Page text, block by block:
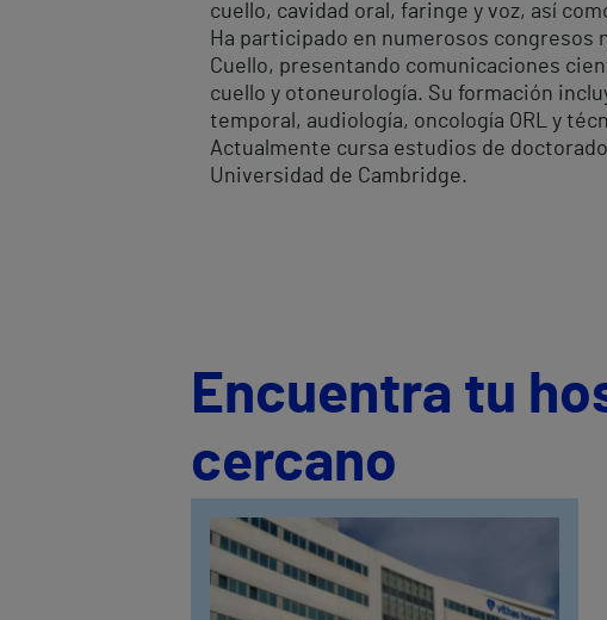
cuello, cavidad oral, faringe y voz, así
Ha participado en numerosos congresos
Cuello, presentando comunicaciones
cuello y otoneurología. Su formación
temporal, audiología, oncología ORL y
Actualmente cursa estudios de
Universidad de Cambridge.
Encuentra tu
cercano